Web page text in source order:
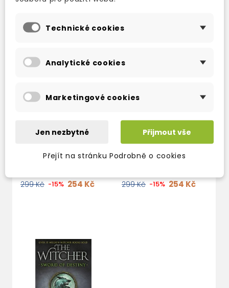
BLOOD OF ELVES :
skladem (ihned
299 Kč -15% 254 Kč
BAPTISM OF FIRE :
skladem (ihned
299 Kč -15% 254 Kč
Technické cookies
Analytické cookies
Marketingové cookies
Jen nezbytné Přijmout vše
Přejít na stránku Podrobně o cookies